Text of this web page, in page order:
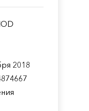
2018